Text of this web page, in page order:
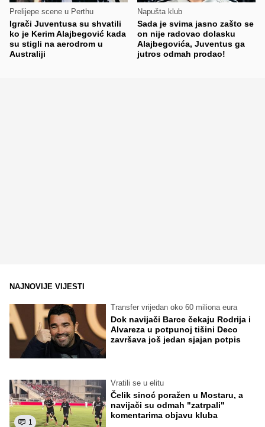
Prelijepe scene u Perthu
Igrači Juventusa su shvatili
ko je Kerim Alajbegović kada
su stigli na aerodrom u
Australiji
Napušta klub
Sada je svima jasno zašto se
on nije radovao dolasku
Alajbegovića, Juventus ga
jutros odmah prodao!
NAJNOVIJE VIJESTI
Transfer vrijedan oko 60 miliona eura
Dok navijači Barce čekaju Rodrija i
Alvareza u potpunoj tišini Deco
završava još jedan sjajan potpis
1
Vratili se u elitu
Čelik sinoć poražen u Mostaru, a
navijači su odmah "zatrpali"
komentarima objavu kluba